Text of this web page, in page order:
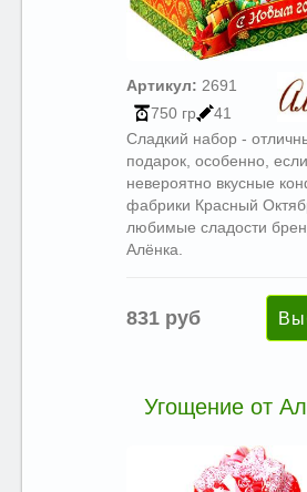
Артикул: 2691
750 гр
41
Сладкий набор -
подарок, особенно,
невероятно вкусные
фабрики Красный
любимые сладости
Алёнка.
831 руб
Угощение от